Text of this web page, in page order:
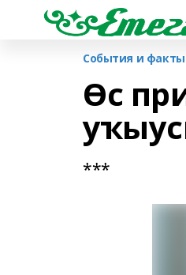
События и факты
Өс
***